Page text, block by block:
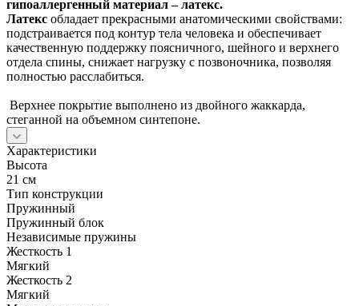
гипоаллергенный материал – латекс.
Латекс обладает прекрасными анатомическими свойствами:
подстраивается под контур тела человека и обеспечивает
качественную поддержку поясничного, шейного и верхнего
отдела спины, снижает нагрузку с позвоночника, позволяя
полностью расслабиться.
Верхнее покрытие выполнено из двойного жаккарда,
стеганной на объемном синтепоне.
Характеристики
Высота
21 см
Тип конструкции
Пружинный
Пружинный блок
Независимые пружины
Жесткость 1
Мягкий
Жесткость 2
Мягкий